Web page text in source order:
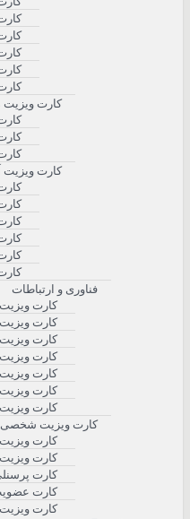
کارت
کارت
کارت
کارت
کارت
کارت ویزیت
کارت
کارت
کارت
کارت ویزیت
کارت
کارت
کارت
کارت
کارت
کارت
فناوری و ارتباطات
کارت ویزیت
کارت ویزیت
کارت ویزیت
کارت ویزیت
کارت ویزیت
کارت ویزیت
کارت ویزیت گیم
کارت ویزیت شخصی
کارت ویزیت
کارت ویزیت
کارت پرسنلی
کارت عضویت
کارت ویزیت مداح